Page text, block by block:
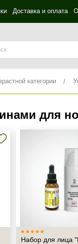
Доставка и оплата
категории
для
Набор для лица